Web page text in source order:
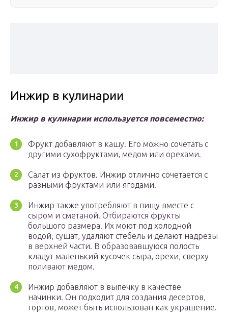
Инжир в кулинарии
Инжир в кулинарии используется повсеместно:
Фрукт добавляют в кашу. Его можно сочетать с
другими сухофруктами, медом или орехами.
Салат из фруктов. Инжир отлично сочетается с
разными фруктами или ягодами.
Инжир также употребляют в пищу вместе с
сыром и сметаной. Отбираются фрукты
большого размера. Их моют под холодной
водой, сушат, удаляют стебель и делают надрезы
в верхней части. В образовавшуюся полость
кладут маленький кусочек сыра, орехи, сверху
поливают медом.
Инжир добавляют в выпечку в качестве
начинки. Он подходит для создания десертов,
тортов, может быть использован как украшение.